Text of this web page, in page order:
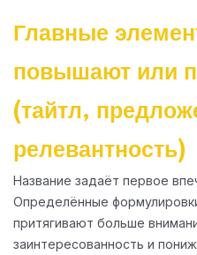
Главные
повышают или
(тайтл,
релевантность)
Название задаёт первое
Определённые
притягивают больше
заинтересованность и